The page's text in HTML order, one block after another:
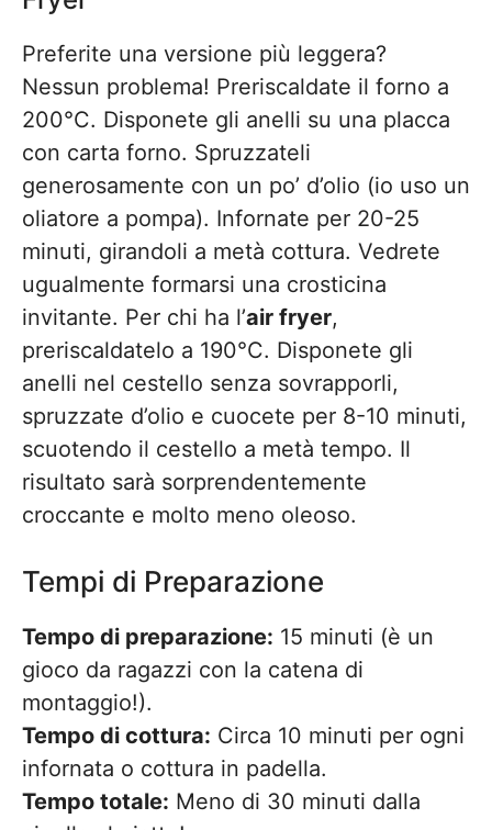
Preferite una versione più leggera?
Nessun problema! Preriscaldate il forno a
200°C. Disponete gli anelli su una placca
con carta forno. Spruzzateli
generosamente con un po’ d’olio (io uso un
oliatore a pompa). Infornate per 20-25
minuti, girandoli a metà cottura. Vedrete
ugualmente formarsi una crosticina
invitante. Per chi ha l’air fryer,
preriscaldatelo a 190°C. Disponete gli
anelli nel cestello senza sovrapporli,
spruzzate d’olio e cuocete per 8-10 minuti,
scuotendo il cestello a metà tempo. Il
risultato sarà sorprendentemente
croccante e molto meno oleoso.
Tempi di Preparazione
Tempo di preparazione: 15 minuti (è un
gioco da ragazzi con la catena di
montaggio!).
Tempo di cottura: Circa 10 minuti per ogni
infornata o cottura in padella.
Tempo totale: Meno di 30 minuti dalla